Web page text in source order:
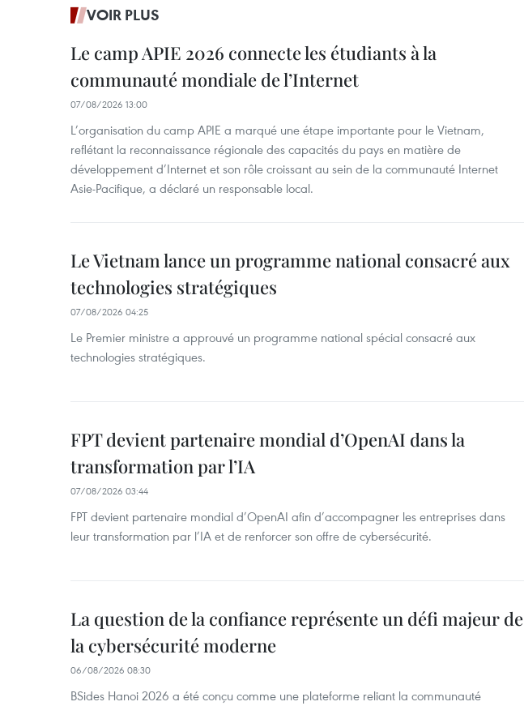
VOIR PLUS
Le camp APIE 2026 connecte les étudiants à la
communauté mondiale de l’Internet
07/08/2026 13:00
L’organisation du camp APIE a marqué une étape importante pour le Vietnam,
reflétant la reconnaissance régionale des capacités du pays en matière de
développement d’Internet et son rôle croissant au sein de la communauté Internet
Asie-Pacifique, a déclaré un responsable local.
Le Vietnam lance un programme national consacré aux
technologies stratégiques
07/08/2026 04:25
Le Premier ministre a approuvé un programme national spécial consacré aux
technologies stratégiques.
FPT devient partenaire mondial d’OpenAI dans la
transformation par l’IA
07/08/2026 03:44
FPT devient partenaire mondial d’OpenAI afin d’accompagner les entreprises dans
leur transformation par l’IA et de renforcer son offre de cybersécurité.
La question de la confiance représente un défi majeur de
la cybersécurité moderne
06/08/2026 08:30
BSides Hanoi 2026 a été conçu comme une plateforme reliant la communauté